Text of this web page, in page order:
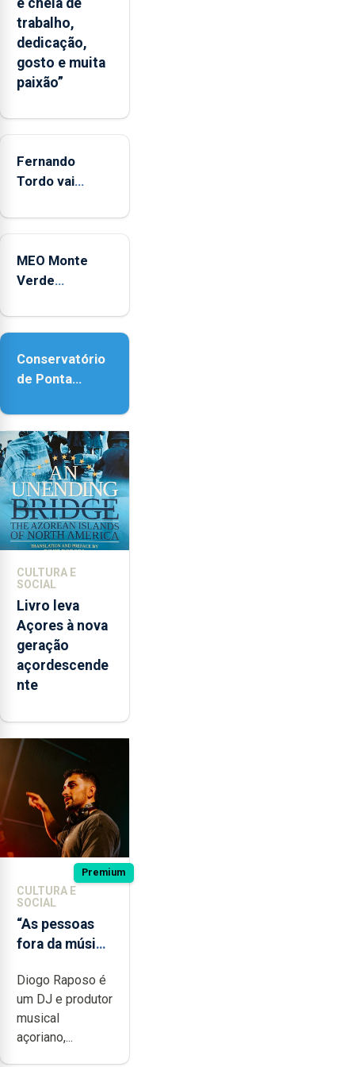
significativo”
da
CPUE
entre
2022
trabalho,
dedicação,
gosto e muita
paixão”
Fernando
Tordo vai
anos de
Coliseu
Micaelense
MEO Monte
Verde
reforço da
Conservatório
de Ponta
contar com
novos
instrumentos
CULTURA E
SOCIAL
Livro leva
Açores à nova
geração
açordescende
nte
Premium
CULTURA E
SOCIAL
“As pessoas
fora da música
noção do quão
difícil é
produzir uma
música”
Diogo Raposo é
um DJ e produtor
musical
açoriano,...